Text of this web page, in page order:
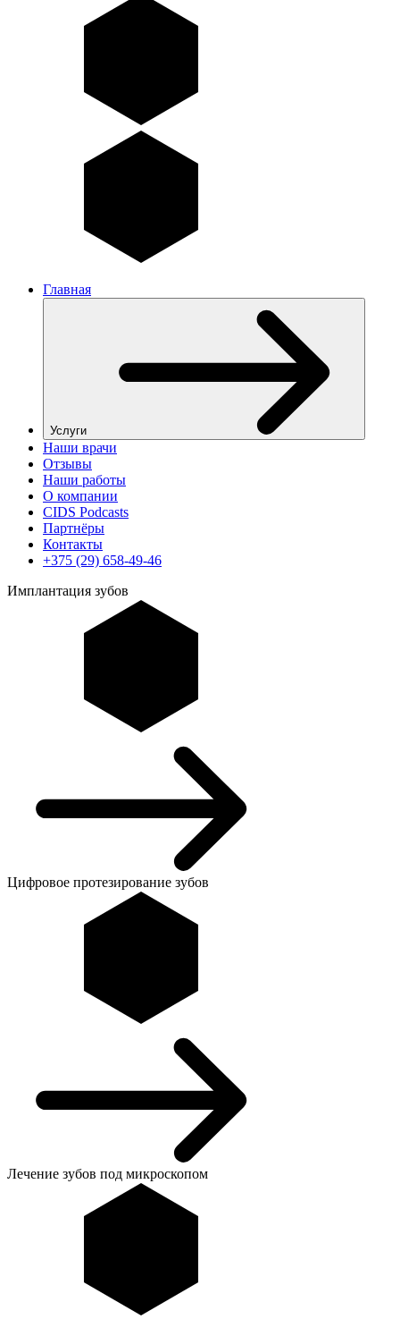
Главная
Услуги
Наши врачи
Отзывы
Наши работы
О компании
CIDS Podcasts
Партнёры
Контакты
+375 (29) 658-49-46
Имплантация зубов
Цифровое протезирование зубов
Лечение зубов под микроскопом